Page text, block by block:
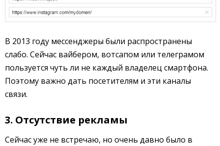
В 2013 году мессенджеры были распространены
слабо. Сейчас вайбером, вотсапом или телеграмом
пользуется чуть ли не каждый владелец смартфона.
Поэтому важно дать посетителям и эти каналы
связи.
3. Отсутствие рекламы
Сейчас уже не встречаю, но очень давно было в